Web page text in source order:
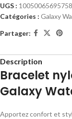
UGS :
Catégories : Galaxy
Partager:
Description
Bracelet
Galaxy
Apportez confort et